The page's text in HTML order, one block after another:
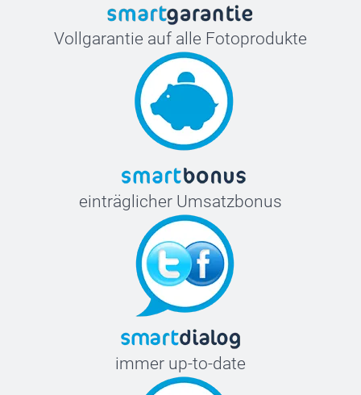
Vollgarantie auf alle Fotoprodukte
einträglicher Umsatzbonus
immer up-to-date